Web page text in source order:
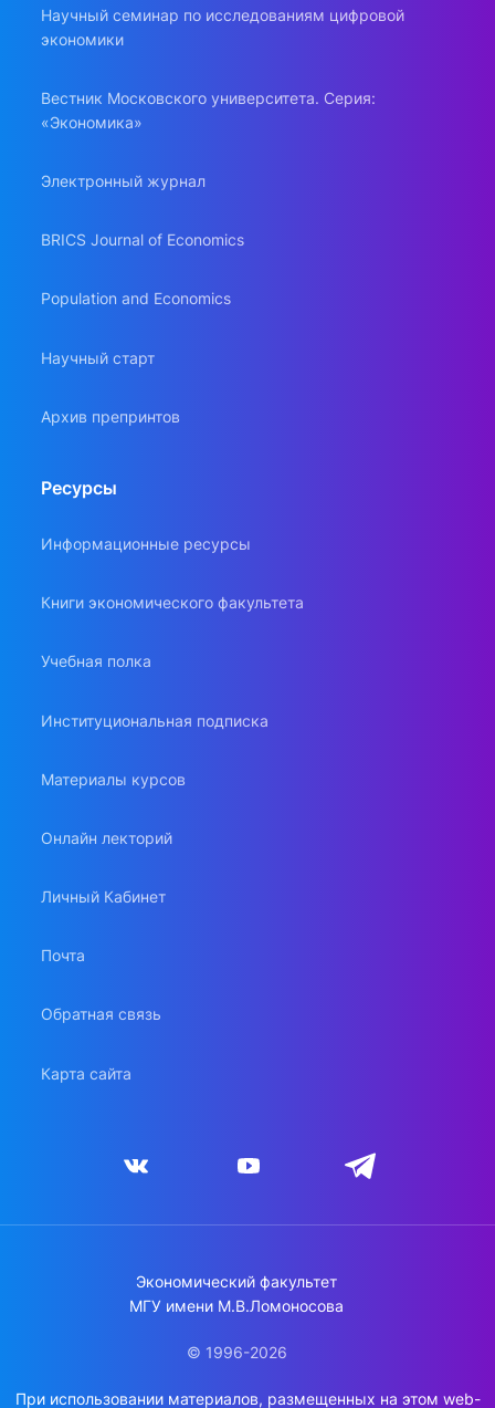
Научный семинар по исследованиям цифровой
экономики
Вестник Московского университета. Серия:
«Экономика»
Электронный журнал
BRICS Journal of Economics
Population and Economics
Научный старт
Архив препринтов
Ресурсы
Информационные ресурсы
Книги экономического факультета
Учебная полка
Институциональная подписка
Материалы курсов
Онлайн лекторий
Личный Кабинет
Почта
Обратная связь
Карта сайта
Экономический факультет
МГУ имени М.В.Ломоносова
© 1996-2026
При использовании материалов, размещенных на этом web-